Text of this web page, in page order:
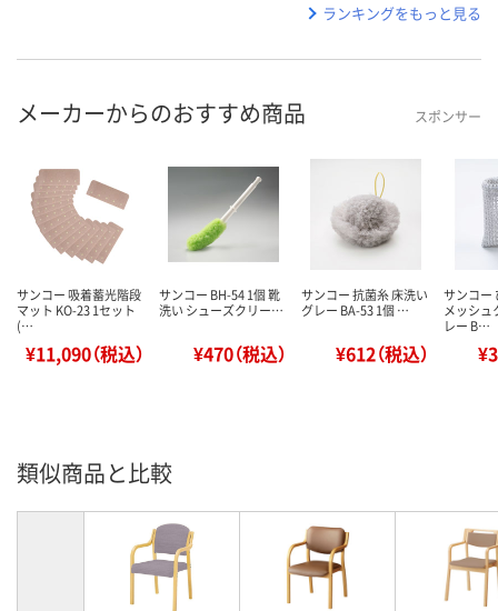
ランキングをもっと見る
メーカーからのおすすめ商品 スポンサー
サンコー 吸着蓄光階段
マット KO-23 1セット
(…
¥11,090（税込）
サンコー BH-54 1個 靴
洗い シューズクリー…
¥470（税込）
サンコー 抗菌糸 床洗い
グレー BA-53 1個 …
¥612（税込）
サンコー
メッシュ
レー B…
類似商品と比較